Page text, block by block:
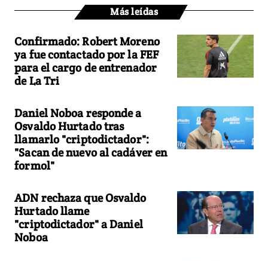
Más leídas
Confirmado: Robert Moreno
ya fue contactado por la FEF
para el cargo de entrenador
de La Tri
Daniel Noboa responde a
Osvaldo Hurtado tras
llamarlo "criptodictador":
"Sacan de nuevo al cadáver en
formol"
ADN rechaza que Osvaldo
Hurtado llame
"criptodictador" a Daniel
Noboa